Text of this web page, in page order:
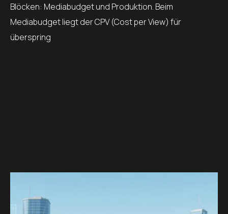
Blöcken: Mediabudget und Produktion. Beim
Mediabudget liegt der CPV (Cost per View) für
überspring